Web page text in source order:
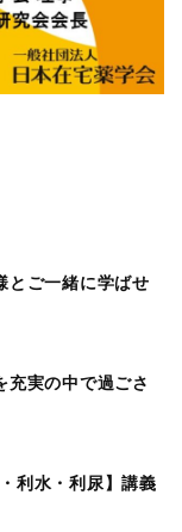
とご一緒に学ばせ
充実の中で過ごさ
利水・利尿】講義